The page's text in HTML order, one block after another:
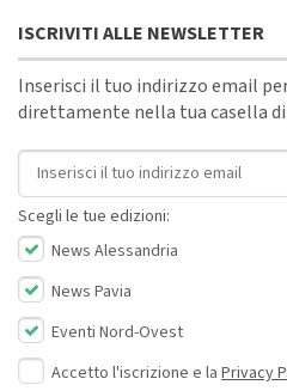
ISCRIVITI ALLE NEWSLETTER
Inserisci il tuo indirizzo email
direttamente nella tua casella
Indirizzo email
Scegli le tue edizioni:
News Alessandria
News Pavia
Eventi Nord-Ovest
Accetto l'iscrizione e la Privacy